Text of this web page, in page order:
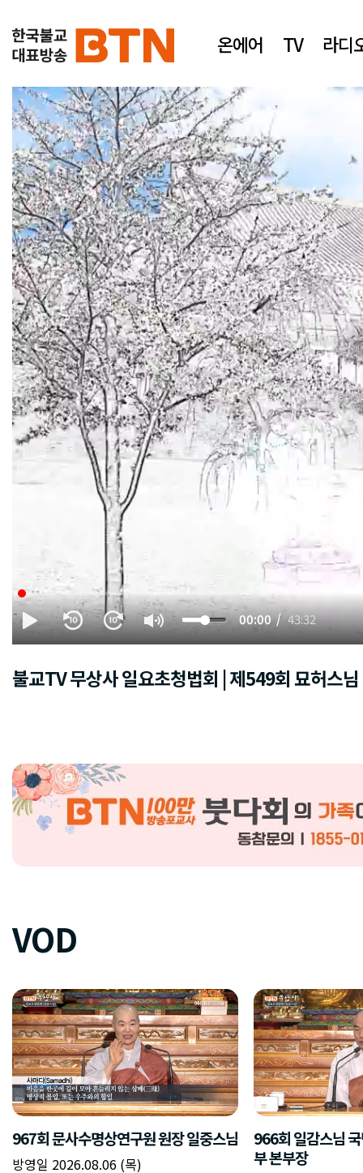
온에어 TV 라디
00:00 43:32
불교TV 무상사 일요초청법회 | 제549회 묘허스